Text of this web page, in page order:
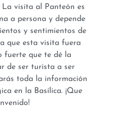
visita al Panteón es
a persona y depende
y sentimientos de
que esta visita fuera
fuerte que te dé la
de ser turista a ser
toda la información
en la Basílica. ¡Que